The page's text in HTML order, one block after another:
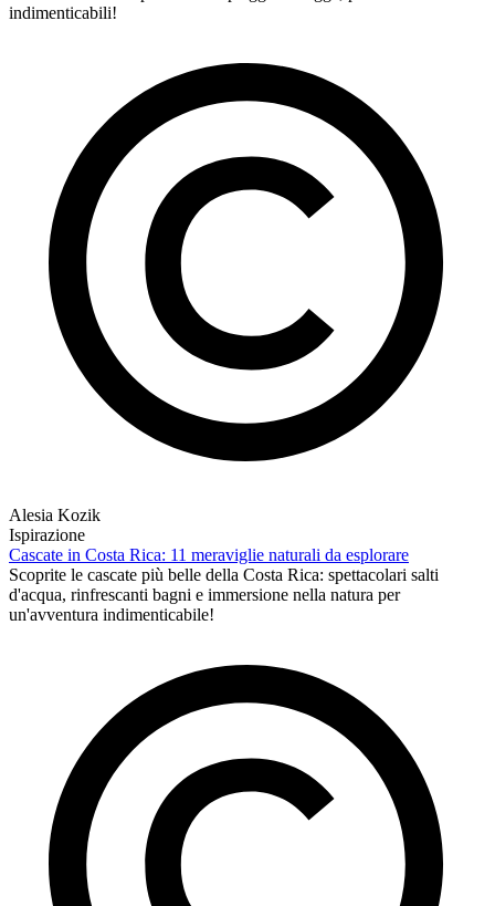
indimenticabili!
Alesia Kozik
Ispirazione
Cascate in Costa Rica: 11 meraviglie naturali da esplorare
Scoprite le cascate più belle della Costa Rica: spettacolari salti
d'acqua, rinfrescanti bagni e immersione nella natura per
un'avventura indimenticabile!